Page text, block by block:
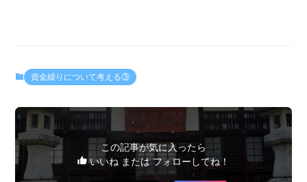
資金繰りについて考える③
この記事が気に入ったら
いいね または フォローしてね！